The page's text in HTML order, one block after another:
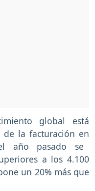
global está
la facturación en
año pasado se
a los 4.100
un 20% más que